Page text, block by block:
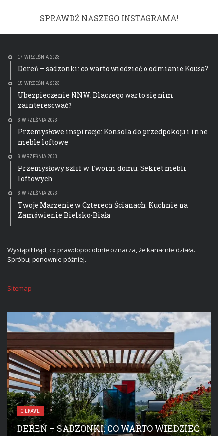
SPRAWDŹ NASZEGO INSTAGRAMA!
17 WRZEŚNIA 2023
Dereń – sadzonki: co warto wiedzieć o odmianie Kousa?
15 WRZEŚNIA 2023
Ubezpieczenie NNW: Dlaczego warto się nim
zainteresować?
6 WRZEŚNIA 2023
Przemysłowe inspiracje: Konsola do przedpokoju i inne
meble loftowe
6 WRZEŚNIA 2023
Przemysłowy szlif w Twoim domu: Sekret mebli
loftowych
6 WRZEŚNIA 2023
Twoje Marzenie w Czterech Ścianach: Kuchnie na
Zamówienie Bielsko-Biała
Wystąpił błąd, co prawdopodobnie oznacza, że kanał nie działa.
Spróbuj ponownie później.
Sitemap
CIEKAWE
DEREŃ – SADZONKI: CO WARTO WIEDZIEĆ